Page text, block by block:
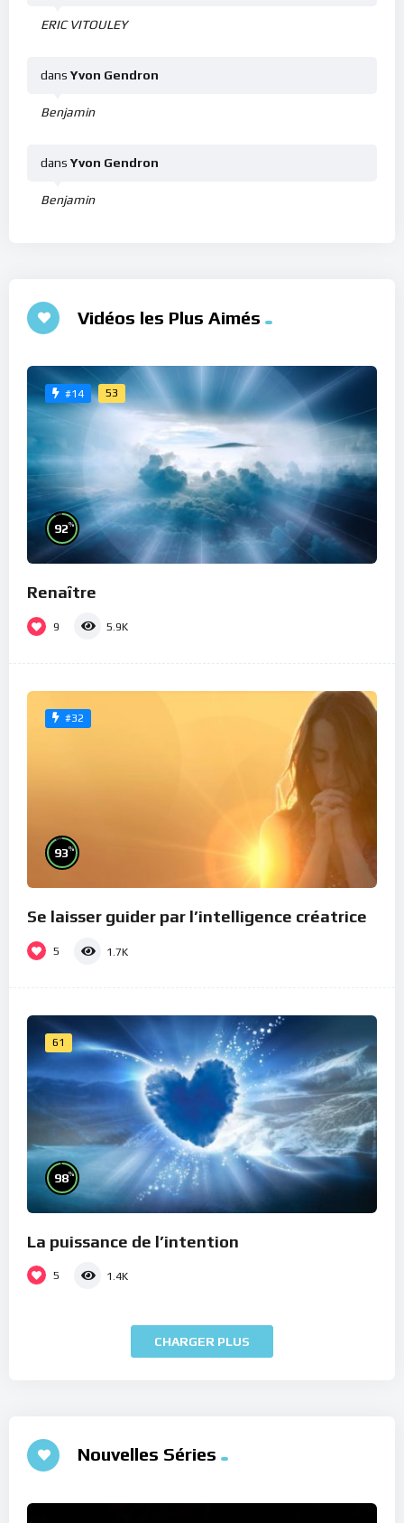
ERIC VITOULEY
Benjamin
dans Yvon Gendron
Benjamin
dans Yvon Gendron
Vidéos les Plus Aimés
#14 53
92%
Renaître
9 5.9K
#32
93%
Se laisser guider par l’intelligence créatrice
5 1.7K
61
98%
La puissance de l’intention
5 1.4K
CHARGER PLUS
Nouvelles Séries